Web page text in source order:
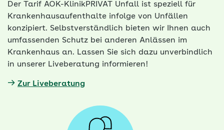
Der Tarif AOK-KlinikPRIVAT Unfall ist speziell für
Krankenhausaufenthalte infolge von Unfällen
konzipiert. Selbstverständlich bieten wir Ihnen auch
umfassenden Schutz bei anderen Anlässen im
Krankenhaus an. Lassen Sie sich dazu unverbindlich
in unserer Live­be­rat­ung informieren!
Zur Live­be­rat­ung